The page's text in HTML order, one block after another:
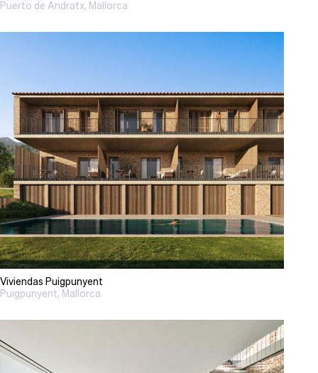
Puerto de Andratx, Mallorca
Viviendas Puigpunyent
Puigpunyent, Mallorca